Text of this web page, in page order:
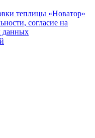
теплицы «Новатор»
согласие на
данных